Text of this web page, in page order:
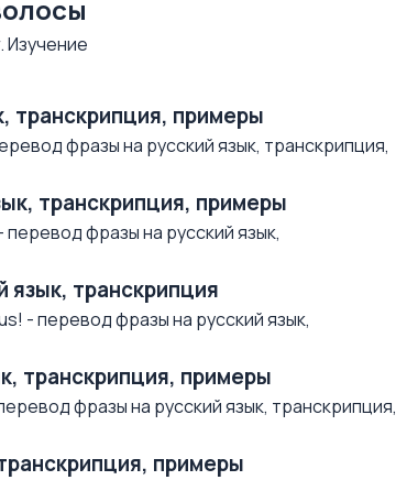
транскрипция, примеры
фразы на русский язык, транскрипция,
транскрипция, примеры
фразы на русский язык,
язык, транскрипция
- перевод фразы на русский язык,
транскрипция, примеры
фразы на русский язык, транскрипция,
примеры